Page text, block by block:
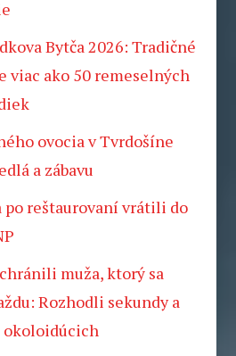
Bytča 2026: Tradičné
viac ako 50 remeselných
ovocia v Tvrdošíne
a zábavu
po reštaurovaní vrátili do
muža, ktorý sa
Rozhodli sekundy a